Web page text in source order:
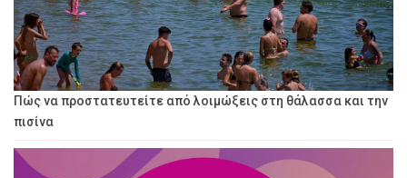
Πώς να προστατευτείτε από λοιμώξεις στη θάλασσα και την
πισίνα